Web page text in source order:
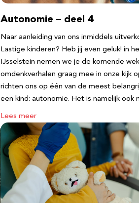
Autonomie – deel 4
Naar aanleiding van ons inmiddels
Lastige kinderen? Heb jij even geluk! in
IJsselstein nemen we je de komende
omdenkverhalen graag mee in onze kijk
richten ons op één van de meest
een kind: autonomie. Het is namelijk
Lees meer